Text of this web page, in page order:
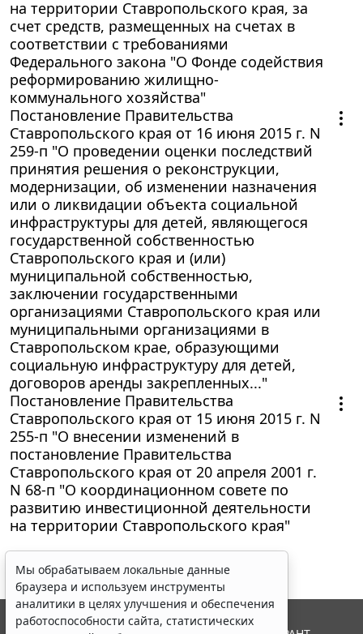
на территории Ставропольского края, за
счет средств, размещенных на счетах в
соответствии с требованиями
Федерального закона "О Фонде содействия
реформированию жилищно-
коммунального хозяйства"
Постановление Правительства
Ставропольского края от 16 июня 2015 г. N
259-п "О проведении оценки последствий
принятия решения о реконструкции,
модернизации, об изменении назначения
или о ликвидации объекта социальной
инфраструктуры для детей, являющегося
государственной собственностью
Ставропольского края и (или)
муниципальной собственностью,
заключении государственными
организациями Ставропольского края или
муниципальными организациями в
Ставропольском крае, образующими
социальную инфраструктуру для детей,
договоров аренды закрепленных..."
Постановление Правительства
Ставропольского края от 15 июня 2015 г. N
255-п "О внесении изменений в
постановление Правительства
Ставропольского края от 20 апреля 2001 г.
N 68-п "О координационном совете по
развитию инвестиционной деятельности
на территории Ставропольского края"
Мы обрабатываем локальные данные
браузера и используем инструменты
аналитики в целях улучшения и обеспечения
работоспособности сайта, статистических